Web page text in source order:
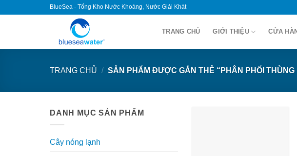
BlueSea - Tổng Kho Nước Khoáng, Nước Giải Khát
TRANG CHỦ GIỚI THIỆU CỬA
TRANG CHỦ / SẢN PHẨM ĐƯỢC GẮN THẺ “PHÂN PHỐI THÙNG
DANH MỤC SẢN PHẨM
Cây nóng lạnh